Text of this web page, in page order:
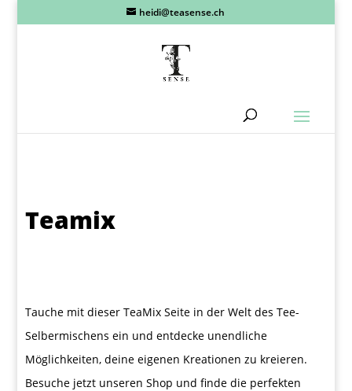
heidi@teasense.ch
Teamix
Tauche mit dieser TeaMix Seite in der Welt des Tee-
Selbermischens ein und entdecke unendliche
Möglichkeiten, deine eigenen Kreationen zu kreieren.
Besuche jetzt unseren Shop und finde die perfekten